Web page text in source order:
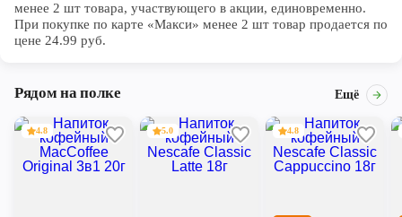
менее 2 шт товара, участвующего в акции, единовременно.
При покупке по карте «Макси» менее 2 шт товар продается по
цене 24.99 руб.
Рядом на полке Ещё
4.8 5.0 4.8